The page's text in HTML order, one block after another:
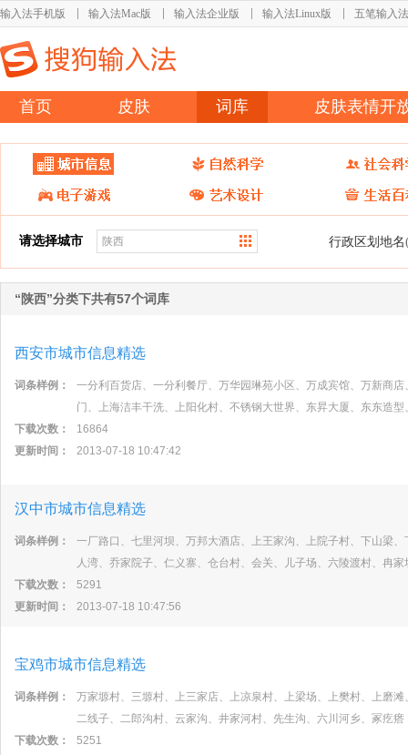
输入法手机版 输入法Mac版 输入法企业版 输入法Linux版 五笔输入法
首页 皮肤 词库 皮肤表情开
请选择城市 行政区划地名
“陕西”分类下共有57个词库
西安市城市信息精选
词条样例：
一分利百货店、一分利餐厅、万华园琳苑小区、万成宾馆、万新商
门、上海洁丰干洗、上阳化村、不锈钢大世界、东昇大厦、东东造
下载次数：
16864
更新时间：
2013-07-18 10:47:42
汉中市城市信息精选
词条样例：
一厂路口、七里河坝、万邦大酒店、上王家沟、上院子村、下山梁
人湾、乔家院子、仁义寨、仓台村、会关、儿子场、六陵渡村、冉家
下载次数：
5291
更新时间：
2013-07-18 10:47:56
宝鸡市城市信息精选
词条样例：
万家塬村、三塬村、上三家店、上凉泉村、上梁场、上樊村、上磨
二线子、二郎沟村、云家沟、井家河村、先生沟、六川河乡、冢疙瘩
下载次数：
5251